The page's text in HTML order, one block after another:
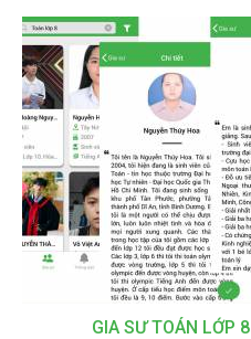
GIA SƯ TOÁN LỚP